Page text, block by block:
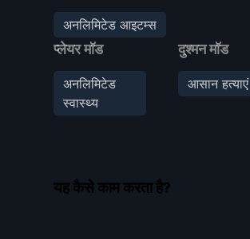
अनलिमिटेड आइटम्स
प्लेयर मॉड
अनलिमिटेड
स्वास्थ्य
दुश्मन मॉड
आसान हत्याएं
यह कैसे काम करता है?